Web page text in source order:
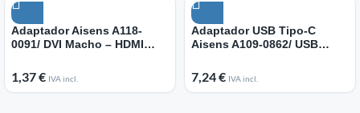
Adaptador Aisens A118-
0091/ DVI Macho – HDMI
1,37€ IVA incl.
Adaptador USB Tipo-C
Aisens A109-0862/ USB
Hembra
7,24€ IVA incl.